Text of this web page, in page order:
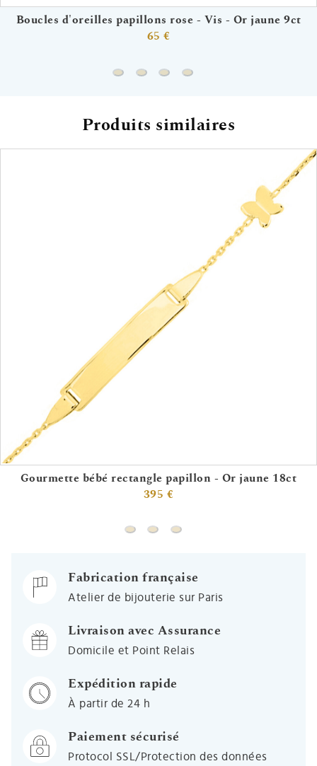
Boucles d'oreilles papillons rose - Vis - Or jaune 9ct
65 €
Produits similaires
Gourmette bébé rectangle papillon - Or jaune 18ct
395 €
Fabrication française
Atelier de bijouterie sur Paris
Livraison avec Assurance
Domicile et Point Relais
Expédition rapide
À partir de 24 h
Paiement sécurisé
Protocol SSL/Protection des données